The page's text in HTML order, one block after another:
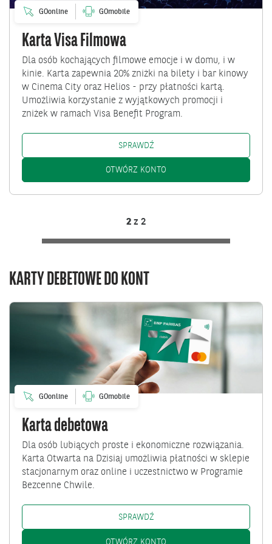
GOonline GOmobile
Karta Visa Filmowa
Dla osób kochających filmowe emocje i w domu, i w
kinie. Karta zapewnia 20% zniżki na bilety i bar kinowy
w Cinema City oraz Helios - przy płatności kartą.
Umożliwia korzystanie z wyjątkowych promocji i
zniżek w ramach Visa Benefit Program.
SPRAWDŹKARTA VISA FILMOWA: /
OTWÓRZ KONTO
2 z 2
KARTY DEBETOWE DO KONT
Przejdź
GOonline GOmobile
Karta debetowa
Dla osób lubiących proste i ekonomiczne rozwiązania.
Karta Otwarta na Dzisiaj umożliwia płatności w sklepie
stacjonarnym oraz online i uczestnictwo w Programie
Bezcenne Chwile.
SPRAWDŹKARTA DEBETOWA: /KLIENCI-
OTWÓRZ KONTO